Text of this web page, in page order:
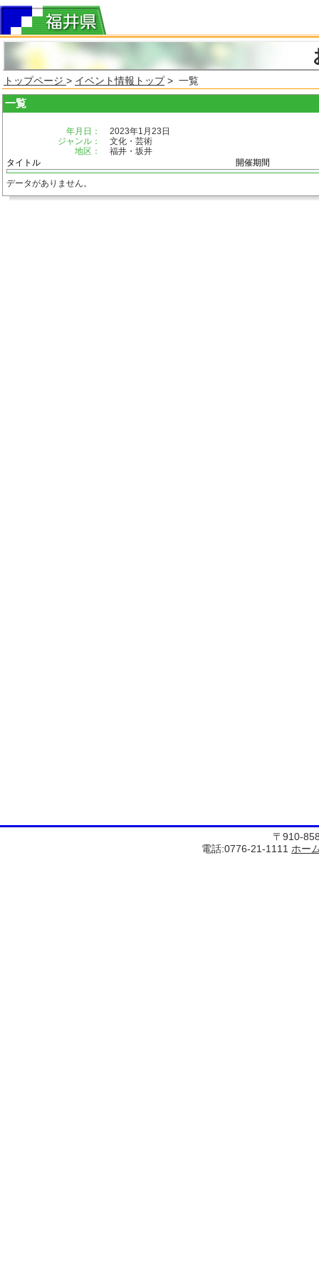
トップページ > イベント情報トップ> 一覧
一覧
年月日：
2023年1月23日
ジャンル：
文化・芸術
地区：
福井・坂井
タイトル
開催期間
データがありません。
〒910-
電話:0776-21-1111 ホー